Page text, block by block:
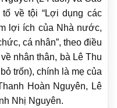
về tội “Lợi dụng các
lợi ích của Nhà nước,
cá nhân”, theo điều
nhân thân, bà Lê Thu
trốn), chính là mẹ của
Hoàn Nguyên, Lê
Nhị Nguyên.